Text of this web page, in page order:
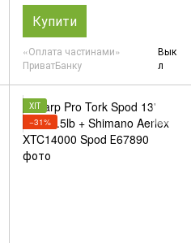
Купити
«Оплата частинами»
ПриватБанку
Вык
л
ХІТ
−31%